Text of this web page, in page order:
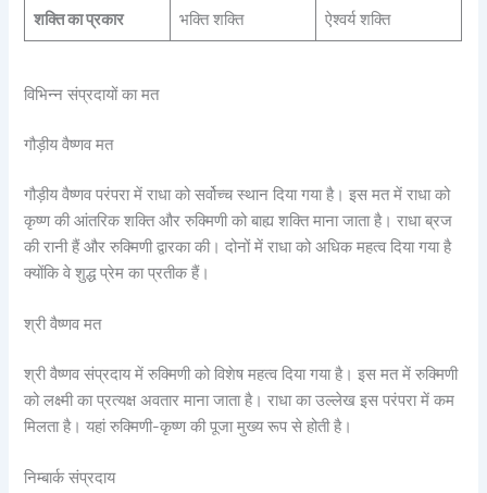
शक्ति का प्रकार भक्ति शक्ति ऐश्वर्य शक्ति
विभिन्न संप्रदायों का मत
गौड़ीय वैष्णव मत
गौड़ीय वैष्णव परंपरा में राधा को सर्वोच्च स्थान दिया गया है। इस मत में राधा को
कृष्ण की आंतरिक शक्ति और रुक्मिणी को बाह्य शक्ति माना जाता है। राधा ब्रज
की रानी हैं और रुक्मिणी द्वारका की। दोनों में राधा को अधिक महत्व दिया गया है
क्योंकि वे शुद्ध प्रेम का प्रतीक हैं।
श्री वैष्णव मत
श्री वैष्णव संप्रदाय में रुक्मिणी को विशेष महत्व दिया गया है। इस मत में रुक्मिणी
को लक्ष्मी का प्रत्यक्ष अवतार माना जाता है। राधा का उल्लेख इस परंपरा में कम
मिलता है। यहां रुक्मिणी-कृष्ण की पूजा मुख्य रूप से होती है।
निम्बार्क संप्रदाय